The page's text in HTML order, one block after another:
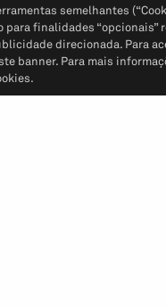
semelhantes
finalidades
direcionada. Para
banner. Para mais